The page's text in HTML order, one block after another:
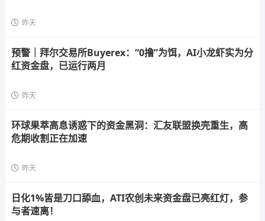
昨天
预警｜拜尔交易所Buyerex：“0撸”为饵，AI小龙虾实为分
红资金盘，已运行两月
昨天
环球果萃高息诱惑下的资金黑洞：汇友联盟换壳重生，高
危期收割正在加速
昨天
日化1%皆是刀口舔血，ATI农创未来资金盘已亮红灯，参
与者速离！